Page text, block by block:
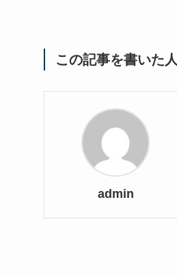
この記事を書いた人
admin